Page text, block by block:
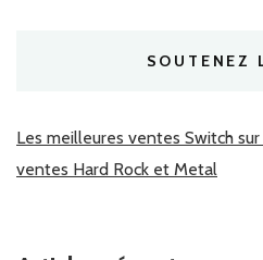
SOUTENEZ
Les meilleures ventes Switch
ventes Hard Rock et Metal